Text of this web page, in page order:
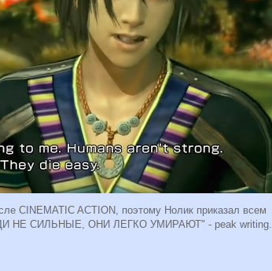
CINEMATIC ACTION, поэтому Нолик приказал всем
НЕ СИЛЬНЫЕ, ОНИ ЛЕГКО УМИРАЮТ" - peak writing.